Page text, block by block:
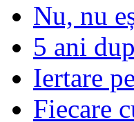
Nu, nu
5 ani
Iertare
Fiecare